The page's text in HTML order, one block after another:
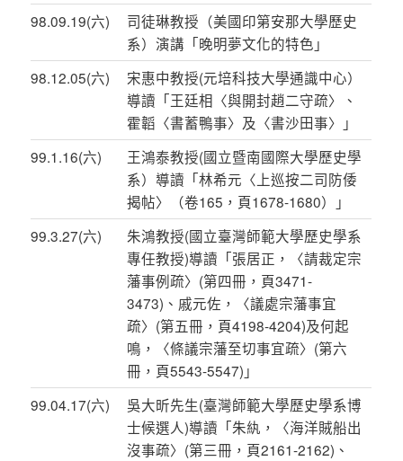
98.09.19(六)
司徒琳教授（美國印第安那大學歷史
系）演講「晚明夢文化的特色」
98.12.05(六)
宋惠中教授(元培科技大學通識中心）
導讀「王廷相〈與開封趙二守疏〉、
霍韜〈書蓄鴨事〉及〈書沙田事〉」
99.1.16(六)
王鴻泰教授(國立暨南國際大學歷史學
系）導讀「林希元〈上巡按二司防倭
揭帖〉（卷165，頁1678-1680）」
99.3.27(六)
朱鴻教授(國立臺灣師範大學歷史學系
專任教授)導讀「張居正，〈請裁定宗
藩事例疏〉(第四冊，頁3471-
3473)、戚元佐，〈議處宗藩事宜
疏〉(第五冊，頁4198-4204)及何起
鳴，〈條議宗藩至切事宜疏〉(第六
冊，頁5543-5547)」
99.04.17(六)
吳大昕先生(臺灣師範大學歷史學系博
士候選人)導讀「朱紈，〈海洋賊船出
沒事疏〉(第三冊，頁2161-2162)、